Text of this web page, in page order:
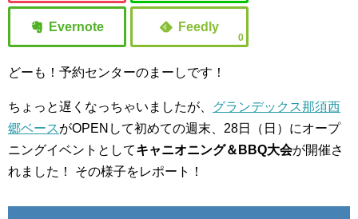
0
どーも！予約センターのまーしです！
ちょっと遅くなっちゃいましたが、 グランデックス那須西
郷ベースがOPENして初めての週末、28日（日）にオープ
ニングイベントとしてキャニオニング＆BBQ大会が開催さ
れました！
その様子をレポート！